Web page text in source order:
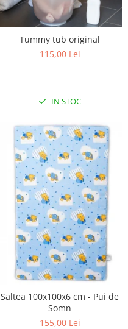
Tummy tub original
115,00 Lei
IN STOC
Saltea 100x100x6 cm - Pui de
Somn
155,00 Lei